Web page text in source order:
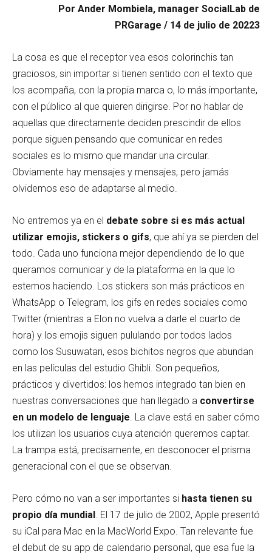
Por Ander Mombiela, manager SocialLab de
PRGarage / 14 de julio de 20223
La cosa es que el receptor vea esos colorinchis tan
graciosos, sin importar si tienen sentido con el texto que
los acompaña, con la propia marca o, lo más importante,
con el público al que quieren dirigirse. Por no hablar de
aquellas que directamente deciden prescindir de ellos
porque siguen pensando que comunicar en redes
sociales es lo mismo que mandar una circular.
Obviamente hay mensajes y mensajes, pero jamás
olvidemos eso de adaptarse al medio.
No entremos ya en el debate sobre si es más actual
utilizar emojis, stickers o gifs, que ahí ya se pierden del
todo. Cada uno funciona mejor dependiendo de lo que
queramos comunicar y de la plataforma en la que lo
estemos haciendo. Los stickers son más prácticos en
WhatsApp o Telegram, los gifs en redes sociales como
Twitter (mientras a Elon no vuelva a darle el cuarto de
hora) y los emojis siguen pululando por todos lados
como los Susuwatari, esos bichitos negros que abundan
en las películas del estudio Ghibli. Son pequeños,
prácticos y divertidos: los hemos integrado tan bien en
nuestras conversaciones que han llegado a convertirse
en un modelo de lenguaje . La clave está en saber cómo
los utilizan los usuarios cuya atención queremos captar.
La trampa está, precisamente, en desconocer el prisma
generacional con el que se observan.
Pero cómo no van a ser importantes si hasta tienen su
propio día mundial . El 17 de julio de 2002, Apple presentó
su iCal para Mac en la MacWorld Expo. Tan relevante fue
el debut de su app de calendario personal, que esa fue la